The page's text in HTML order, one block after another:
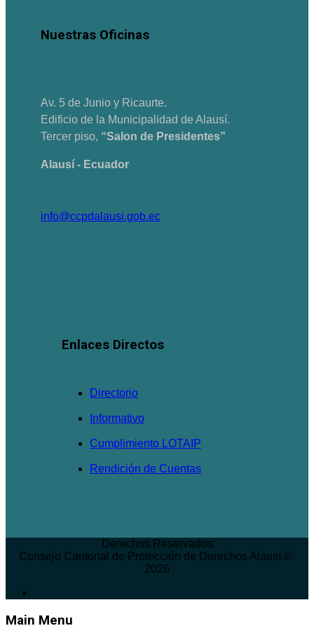
Nuestras Oficinas
Av. 5 de Junio y Ricaurte.
Edificio de la Municipalidad de Alausí.
Tercer piso, “Salon de Presidentes”
Alausí - Ecuador
info@ccpdalausi.gob.ec
Enlaces Directos
Directorio
Informativo
Cumplimiento LOTAIP
Rendición de Cuentas
Derechos Reservados
Consejo Cantonal de Protección de Derechos Alausí.©.
2026
Main Menu